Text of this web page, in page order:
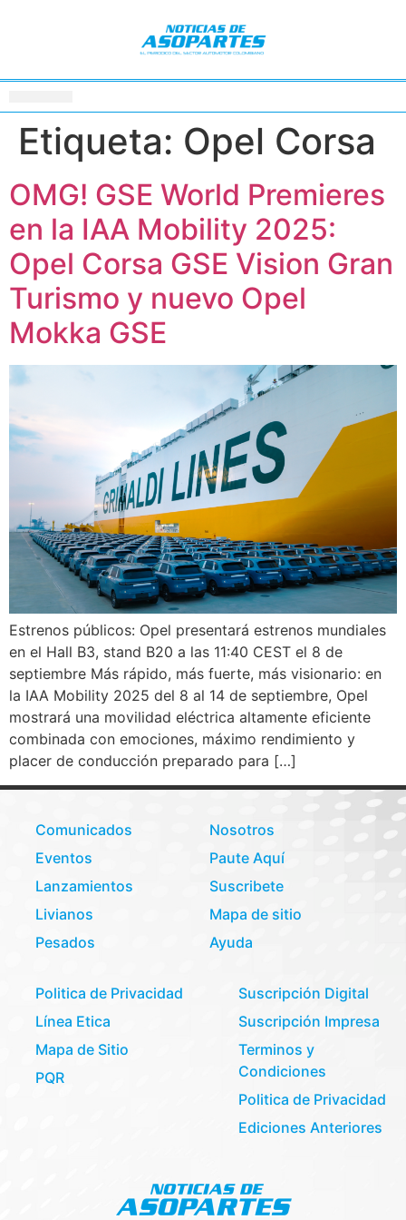
Etiqueta: Opel Corsa
OMG! GSE World Premieres
en la IAA Mobility 2025:
Opel Corsa GSE Vision Gran
Turismo y nuevo Opel
Mokka GSE
Estrenos públicos: Opel presentará estrenos mundiales
en el Hall B3, stand B20 a las 11:40 CEST el 8 de
septiembre Más rápido, más fuerte, más visionario: en
la IAA Mobility 2025 del 8 al 14 de septiembre, Opel
mostrará una movilidad eléctrica altamente eficiente
combinada con emociones, máximo rendimiento y
placer de conducción preparado para […]
Comunicados
Eventos
Lanzamientos
Livianos
Pesados
Nosotros
Paute Aquí
Suscribete
Mapa de sitio
Ayuda
Politica de Privacidad
Línea Etica
Mapa de Sitio
PQR
Suscripción Digital
Suscripción Impresa
Terminos y
Condiciones
Politica de Privacidad
Ediciones Anteriores